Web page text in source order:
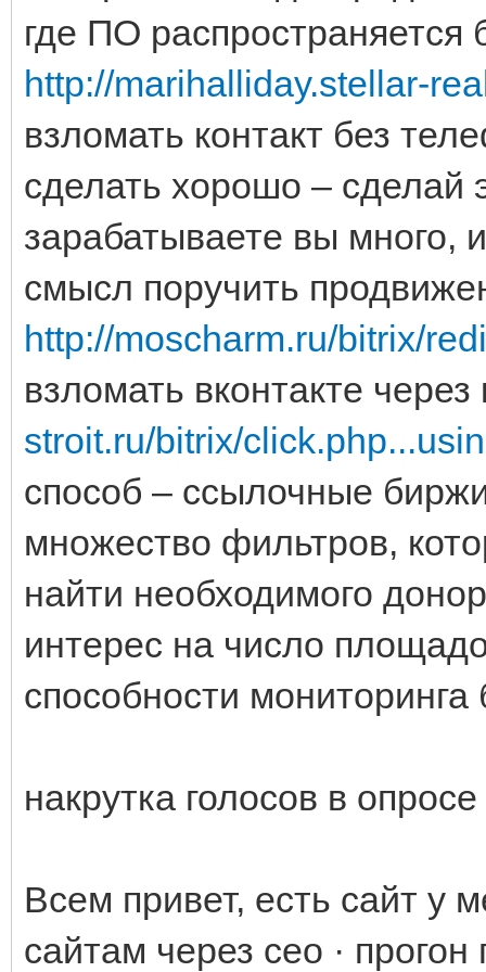
где ПО
http://marihalliday.stellar-
взломать контакт без
сделать хорошо – сделай
зарабатываете вы много,
смысл поручить
http://moscharm.ru/bitrix/
взломать вконтакте через
stroit.ru/bitrix/
способ – ссылочные
множество фильтров,
найти необходимого
интерес на число
способности мониторинга
накрутка голосов в
Всем привет, есть сайт у
сайтам через сео ·